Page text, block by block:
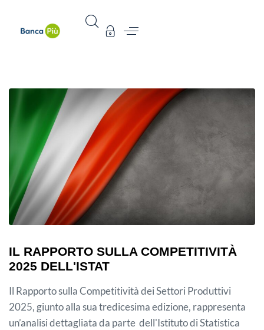
IL RAPPORTO SULLA COMPETITIVITÀ
2025 DELL'ISTAT
Il Rapporto sulla Competitività dei Settori Produttivi
2025, giunto alla sua tredicesima edizione, rappresenta
un’analisi dettagliata da parte dell'Istituto di Statistica